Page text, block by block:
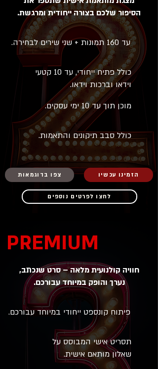
הסיפור שלכם בצורה ייחודית ומרגשת.
עד 160 תמונות + שני שירים לבחירה.
כולל פתיח ייחודי, עד 10 קטעי
וידאו וברכות וידאו.
מוכן תוך עד 10 ימי עסקים.
כולל סבב תיקונים והתאמות.
הזמינו עכשיו צפו בדוגמאות
לחצו לפרטים נוספים
PREMIUM
חוויה קולנועית מלאה – סרט שנכתב,
נערך והופק במיוחד עבורכם.
פיתוח קונספט ייחודי במיוחד עבורכם.
תסריט אישי המבוסס על
שאלון מותאם אישית.